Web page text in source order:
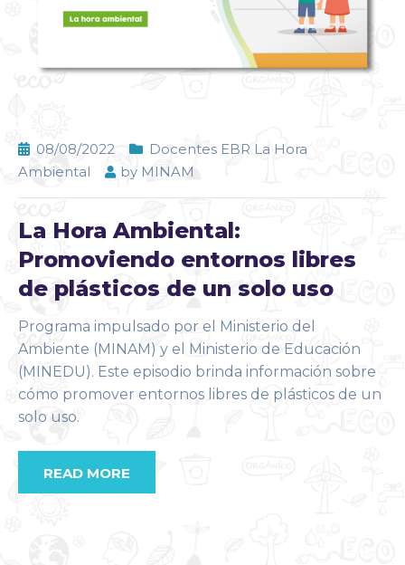
08/08/2022
Docentes EBR La Hora
Ambiental
by MINAM
La Hora Ambiental:
Promoviendo entornos libres
de plásticos de un solo uso
Programa impulsado por el Ministerio del
Ambiente (MINAM) y el Ministerio de Educación
(MINEDU). Este episodio brinda información sobre
cómo promover entornos libres de plásticos de un
solo uso.
READ MORE